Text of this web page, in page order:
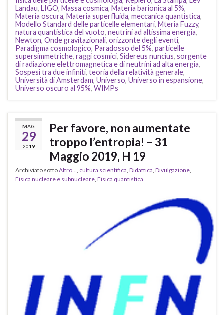
Landau, LIGO, Massa cosmica, Materia barionica al 5%,
Materia oscura, Materia superfluida, meccanica quantistica,
Modello Standard delle particelle elementari, Mteria Fuzzy,
natura quantistica del vuoto, neutrini ad altissima energia,
Newton, Onde gravitazionali, orizzonte degli eventi,
Paradigma cosmologico, Paradosso del 5%, particelle
supersimmetriche, raggi cosmici, Sidereus nuncius, sorgente
di radiazione elettromagnetica e di neutrini ad alta energia,
Sospesi tra due infiniti, teoria della relatività generale,
Università di Amsterdam, Universo, Universo in espansione,
Universo oscuro al 95%, WIMPs
MAG
29
2019
Per favore, non aumentate
troppo l’entropia! – 31
Maggio 2019, H 19
Archiviato sottoAltro... cultura scientifica Didattica Divulgazione
Fisica nucleare e subnucleare Fisica quantistica